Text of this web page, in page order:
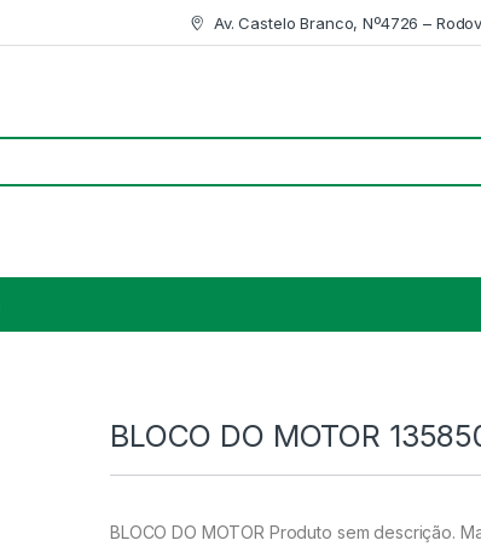
Av. Castelo Branco, Nº4726 –
BLOCO DO MOTOR
BLOCO DO MOTOR Produto sem descrição.